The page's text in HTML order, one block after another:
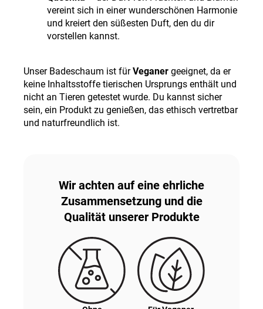
vereint sich in einer wunderschönen Harmonie
und kreiert den süßesten Duft, den du dir
vorstellen kannst.
Unser Badeschaum ist fürVeganer geeignet, da er
keine Inhaltsstoffe tierischen Ursprungs enthält und
nicht an Tieren getestet wurde. Du kannst sicher
sein, ein Produkt zu genießen, das ethisch vertretbar
und naturfreundlich ist.
Wir achten auf eine ehrliche
Zusammensetzung und die
Qualität unserer Produkte